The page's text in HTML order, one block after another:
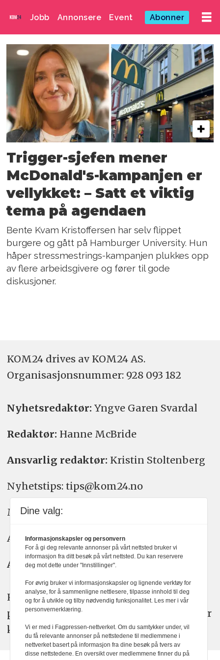
Jobb Annonsere Event Abonner
Emne:
hamburger
university
Trigger-sjefen mener
McDonald's-kampanjen er
vellykket: – Satt et viktig
tema på agendaen
Bente Kvam Kristoffersen har selv flippet
burgere og gått på Hamburger University. Hun
håper stressmestrings-kampanjen plukkes opp
av flere arbeidsgivere og fører til gode
diskusjoner.
KOM24 drives av KOM24 AS.
Organisasjons­nummer: 928 093 182
Nyhetsredaktør: Yngve Garen Svardal
Redaktør: Hanne McBride
Ansvarlig redaktør: Kristin Stoltenberg
Nyhetstips: tips@kom24.no
Meninger: meninger@kom24.no
Annonse: annonse@watchmedia.no
Abonnement:kom24@watchmedia.no
KOM24 arbeider etter Vær Varsom-
plakatens regler for god presseskikk. Her
kan du lese mer omPFUsarbeid.
Dine valg:
Informasjonskapsler og personvern
For å gi deg relevante annonser på vårt nettsted bruker vi
informasjon fra ditt besøk på vårt nettsted. Du kan reservere
deg mot dette under "Innstillinger".
For øvrig bruker vi informasjonskapsler og lignende verktøy for
analyse, for å sammenligne nettlesere, tilpasse innhold til deg
og for å utvikle og tilby nødvendig funksjonalitet. Les mer i vår
personvernerklæring.
Vi er med i Fagpressen-nettverket. Om du samtykker under, vil
du få relevante annonser på nettstedene til medlemmene i
nettverket basert på informasjon fra dine besøk på tvers av
disse nettstedene. En oversikt over medlemmene finner du på